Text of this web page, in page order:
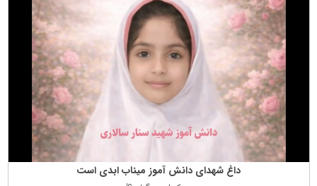
داغ شهدای دانش آموز میناب ابدی است